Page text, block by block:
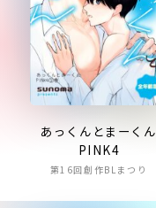
あっくんとまーくん
PINK4
第16回創作BLまつり